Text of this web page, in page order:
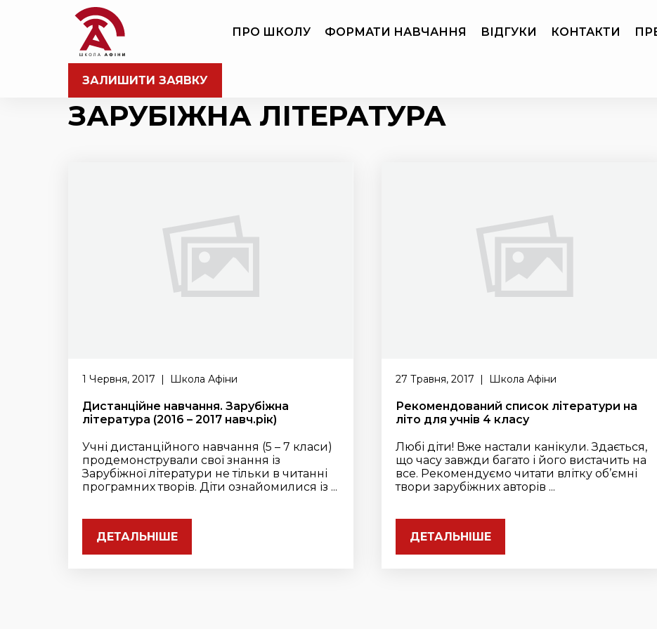
ПРО ШКОЛУ ФОРМАТИ НАВЧАННЯ ВІДГУКИ КОНТАКТИ
ЗАЛИШИТИ ЗАЯВКУ
ЗАРУБІЖНА ЛІТЕРАТУРА
1 Червня, 2017 | Школа Афіни
Дистанційне навчання. Зарубіжна
література (2016 – 2017 навч.рік)
Учні дистанційного навчання (5 – 7 класи)
продемонстрували свої знання із
Зарубіжної літератури не тільки в читанні
програмних творів. Діти ознайомилися із ...
ДЕТАЛЬНІШЕ
27 Травня, 2017 | Школа Афіни
Рекомендований список літератури на
літо для учнів 4 класу
Любі діти! Вже настали канікули. Здається,
що часу завжди багато і його вистачить на
все. Рекомендуємо читати влітку об’ємні
твори зарубіжних авторів ...
ДЕТАЛЬНІШЕ